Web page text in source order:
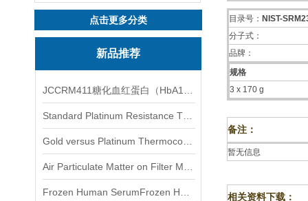
点击更多分类
新品推荐
目录号： NIST-
分子式：
品牌：
规格
3 x 170 g
备注：
暂无信息
相关资料下载：